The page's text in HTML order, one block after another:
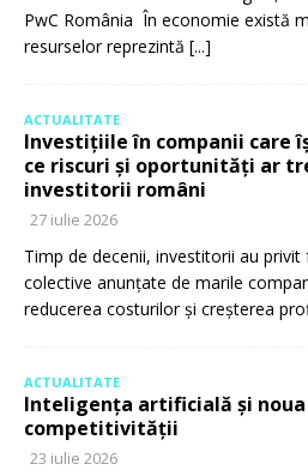
PwC România În economie există
resurselor reprezintă [...]
ACTUALITATE
Investițiile în companii care
ce riscuri și oportunități ar
investitorii români
27 iulie 2026
Timp de decenii, investitorii au
colective anunțate de marile
reducerea costurilor și creșterea
ACTUALITATE
Inteligența artificială și noua
competitivității
23 iulie 2026